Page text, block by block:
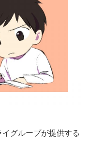
グループが提供する